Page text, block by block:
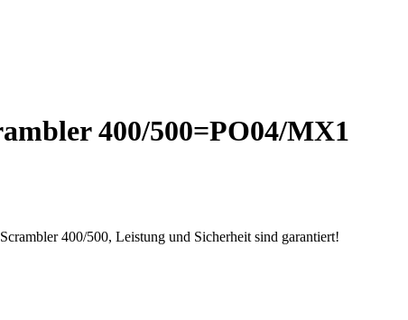
400/500=PO04/MX1
400/500, Leistung und Sicherheit sind garantiert!